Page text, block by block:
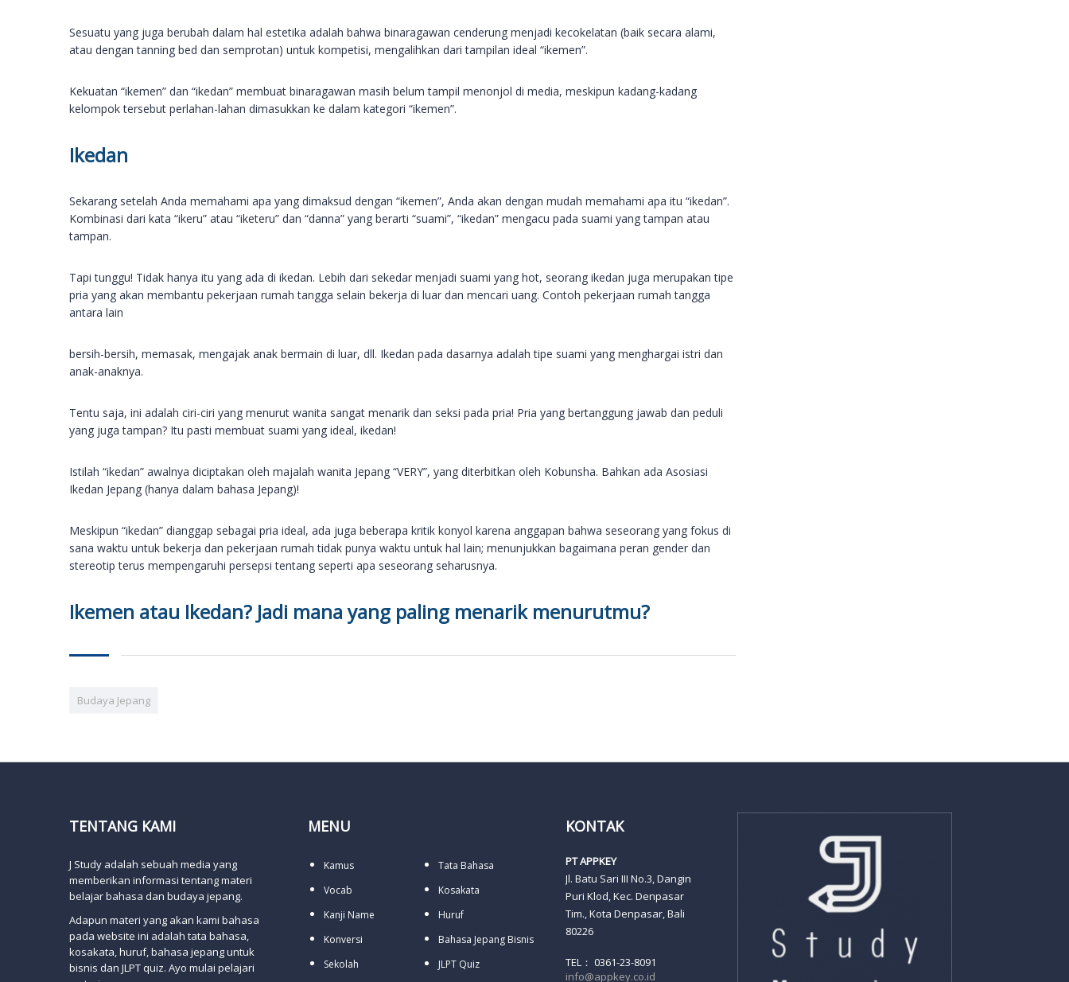
Sesuatu yang juga berubah dalam hal estetika adalah bahwa binaragawan cenderung menjadi kecokelatan (baik secara alami,
atau dengan tanning bed dan semprotan) untuk kompetisi, mengalihkan dari tampilan ideal “ikemen”.
Kekuatan “ikemen” dan “ikedan” membuat binaragawan masih belum tampil menonjol di media, meskipun kadang-kadang
kelompok tersebut perlahan-lahan dimasukkan ke dalam kategori “ikemen”.
Ikedan
Sekarang setelah Anda memahami apa yang dimaksud dengan “ikemen”, Anda akan dengan mudah memahami apa itu “ikedan”.
Kombinasi dari kata “ikeru” atau “iketeru” dan “danna” yang berarti “suami”, “ikedan” mengacu pada suami yang tampan atau
tampan.
Tapi tunggu! Tidak hanya itu yang ada di ikedan. Lebih dari sekedar menjadi suami yang hot, seorang ikedan juga merupakan tipe
pria yang akan membantu pekerjaan rumah tangga selain bekerja di luar dan mencari uang. Contoh pekerjaan rumah tangga
antara lain
bersih-bersih, memasak, mengajak anak bermain di luar, dll. Ikedan pada dasarnya adalah tipe suami yang menghargai istri dan
anak-anaknya.
Tentu saja, ini adalah ciri-ciri yang menurut wanita sangat menarik dan seksi pada pria! Pria yang bertanggung jawab dan peduli
yang juga tampan? Itu pasti membuat suami yang ideal, ikedan!
Istilah “ikedan” awalnya diciptakan oleh majalah wanita Jepang “VERY”, yang diterbitkan oleh Kobunsha. Bahkan ada Asosiasi
Ikedan Jepang (hanya dalam bahasa Jepang)!
Meskipun “ikedan” dianggap sebagai pria ideal, ada juga beberapa kritik konyol karena anggapan bahwa seseorang yang fokus di
sana waktu untuk bekerja dan pekerjaan rumah tidak punya waktu untuk hal lain; menunjukkan bagaimana peran gender dan
stereotip terus mempengaruhi persepsi tentang seperti apa seseorang seharusnya.
Ikemen atau Ikedan? Jadi mana yang paling menarik menurutmu?
Budaya Jepang
TENTANG KAMI
J Study adalah sebuah media yang
memberikan informasi tentang materi
belajar bahasa dan budaya jepang.
Adapun materi yang akan kami bahasa
pada website ini adalah tata bahasa,
kosakata, huruf, bahasa jepang untuk
bisnis dan JLPT quiz. Ayo mulai pelajari
MENU
Kamus
Vocab
Kanji Name
Konversi
Sekolah
Tata Bahasa
Kosakata
Huruf
Bahasa Jepang Bisnis
JLPT Quiz
KONTAK
PT APPKEY
Jl. Batu Sari III No.3, Dangin
Puri Klod, Kec. Denpasar
Tim., Kota Denpasar, Bali
80226
TEL： 0361-23-8091
info@appkey.co.id